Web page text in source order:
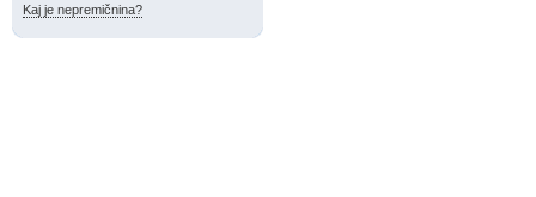
Kaj je nepremičnina?